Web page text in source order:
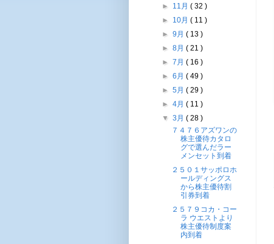
► 11月( 32 )
► 10月( 11 )
►9月( 13 )
►8月( 21 )
►7月( 16 )
►6月( 49 )
►5月( 29 )
►4月( 11 )
▼3月( 28 )
７４７６アズワンの
株主優待カタロ
グで選んだラー
メンセット到着
２５０１サッポロホ
ールディングス
から株主優待割
引券到着
２５７９コカ・コー
ラ ウエストより
株主優待制度案
内到着